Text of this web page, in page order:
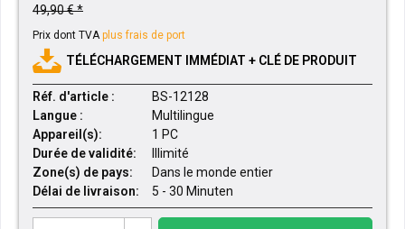
49,90 € *
Prix dont TVAplus frais de port
TÉLÉCHARGEMENT IMMÉDIAT + CLÉ DE PRODUIT
Réf. d'article :
BS-12128
Langue :
Multilingue
Appareil(s):
1 PC
Durée de validité:
Illimité
Zone(s) de pays:
Dans le monde entier
Délai de livraison:
5 - 30 Minuten